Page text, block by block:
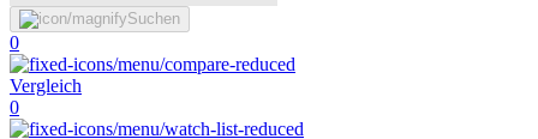
Suchen
0
Vergleich
0